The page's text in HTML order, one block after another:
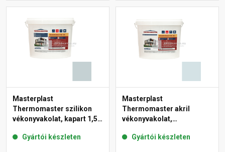
Masterplast
Thermomaster szilikon
vékonyvakolat, kapart 1,5
Gyártói készleten
Masterplast
Thermomaster akril
vékonyvakolat,
36-F 25 kg
Gyártói készleten